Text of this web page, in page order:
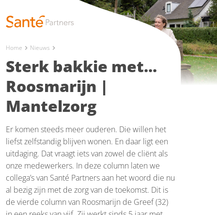
Home chevron_right Nieuws chevron_right
Sterk bakkie met...
Roosmarijn |
Mantelzorg
Er komen steeds meer ouderen. Die willen het
liefst zelfstandig blijven wonen. En daar ligt een
uitdaging. Dat vraagt iets van zowel de cliënt als
onze medewerkers. In deze column laten we
collega’s van Santé Partners aan het woord die nu
al bezig zijn met de zorg van de toekomst. Dit is
de vierde column van Roosmarijn de Greef (32)